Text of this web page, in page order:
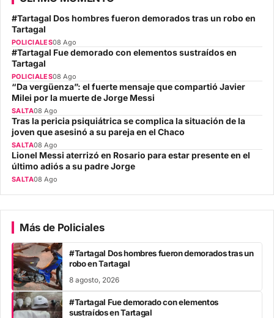
#Tartagal Dos hombres fueron demorados tras un robo en
Tartagal
POLICIALES08 Ago
#Tartagal Fue demorado con elementos sustraídos en
Tartagal
POLICIALES08 Ago
“Da vergüenza”: el fuerte mensaje que compartió Javier
Milei por la muerte de Jorge Messi
SALTA08 Ago
Tras la pericia psiquiátrica se complica la situación de la
joven que asesinó a su pareja en el Chaco
SALTA08 Ago
Lionel Messi aterrizó en Rosario para estar presente en el
último adiós a su padre Jorge
SALTA08 Ago
Más de Policiales
#Tartagal Dos hombres fueron demorados tras un
robo en Tartagal
8 agosto, 2026
#Tartagal Fue demorado con elementos
sustraídos en Tartagal